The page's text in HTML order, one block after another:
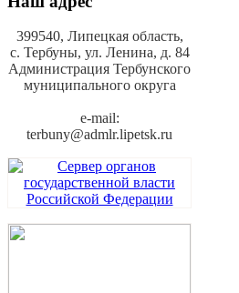
399540, Липецкая область,
с. Тербуны, ул. Ленина, д. 84
Администрация Тербунского
муниципального округа
e-mail:
terbuny@admlr.lipetsk.ru